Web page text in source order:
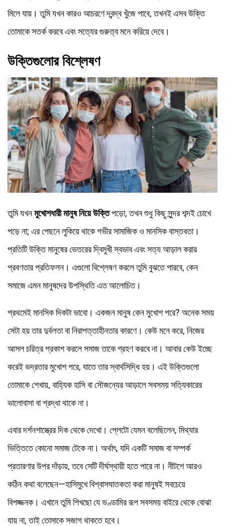
মিলে যায়। তুমি যখন কারও আচরণে দ্বন্দ্ব খুঁজে পাবে, তখনই এসব উক্তি
তোমাকে সতর্ক করবে এবং সত্যের গুরুত্ব মনে করিয়ে দেবে।
উক্তিগুলোর বিশ্লেষণ
তুমি যখনমুখোশধারী মানুষ নিয়ে উক্তিপড়ো, তখন শুধু কিছু সুন্দর শব্দই চোখে
পড়ে না; এর পেছনে লুকিয়ে থাকে গভীর সামাজিক ও মানসিক বাস্তবতা।
প্রতিটি উক্তি মানুষের ভেতরের দ্বিমুখী স্বভাব এবং সত্য আড়াল করার
প্রবণতার প্রতিফলন। এগুলো বিশ্লেষণ করলে তুমি বুঝতে পারবে, কেন
সমাজে এমন মানুষদের উপস্থিতি এত আলোচিত।
প্রথমেই মানসিক দিকটা ভাবো। একজন মানুষ কেন মুখোশ পরে? অনেক সময়
সেটা হয় তার দুর্বলতা বা নিরাপত্তাহীনতার কারণে। কেউ মনে করে, নিজের
আসল চরিত্র প্রকাশ করলে সমাজ তাকে গ্রহণ করবে না। আবার কেউ ইচ্ছে
করেই ভদ্রতার মুখোশ পরে, যাতে তার স্বার্থসিদ্ধি হয়। এই উক্তিগুলো
তোমাকে শেখায়, বাহ্যিক হাসি বা সৌজন্যের আড়ালে সবসময় সত্যিকারের
ভালোবাসা বা শ্রদ্ধা থাকে না।
এবার দর্শনশাস্ত্রের দিক থেকে দেখো। প্লেটো যেমন বলেছিলেন, মিথ্যার
ভিত্তিতে কোনো সমাজ টেকে না। অর্থাৎ, যদি একটি সমাজ বা সম্পর্ক
প্রতারণার উপর দাঁড়ায়, তবে সেটি দীর্ঘস্থায়ী হতে পারে না। নীটশে আরও
কঠিন কথা বলেছেন—হাসিমুখে বিশ্বাসঘাতকতা করা মানুষই সবচেয়ে
বিপজ্জনক। এখানে তুমি শিখছো যে ভণ্ডামির রূপ সবসময় বাইরে থেকে বোঝা
যায় না, তাই তোমাকে সজাগ থাকতে হবে।